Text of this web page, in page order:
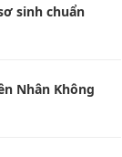
sinh chuẩn
Nhân Không